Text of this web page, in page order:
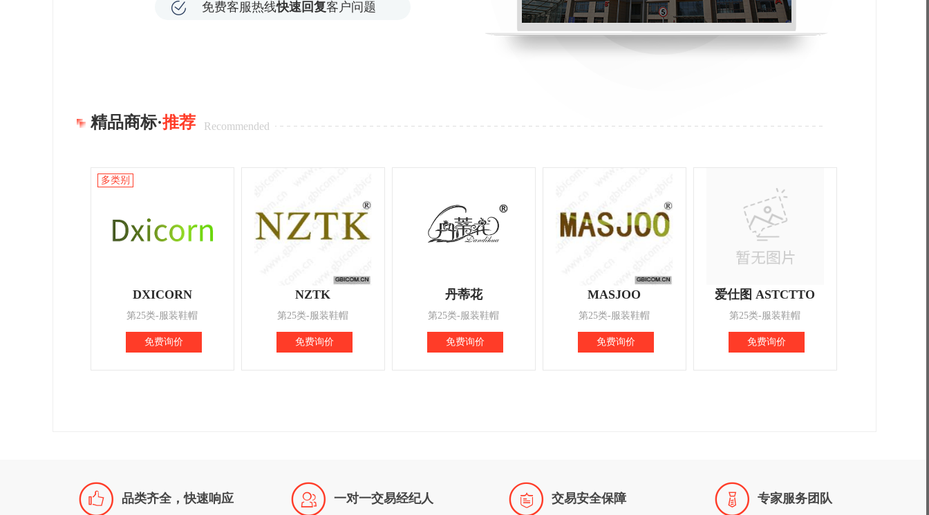
免费客服热线快速回复客户问题
精品商标·推荐 Recommended
DXICORN
第25类-服装鞋帽
免费询价
多类别
NZTK
第25类-服装鞋帽
免费询价
丹蒂花
第25类-服装鞋帽
免费询价
MASJOO
第25类-服装鞋帽
免费询价
爱仕图 ASTCTTO
第25类-服装鞋帽
免费询价
 品类齐全，快速响应  一对一交易经纪人  交易安全保障  专家服务团队